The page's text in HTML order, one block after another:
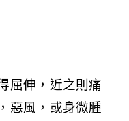
屈伸，近之則痛
惡風，或身微腫